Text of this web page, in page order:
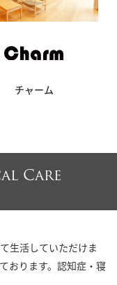
チャーム
Care
生活していただけま
おります。認知症・寝